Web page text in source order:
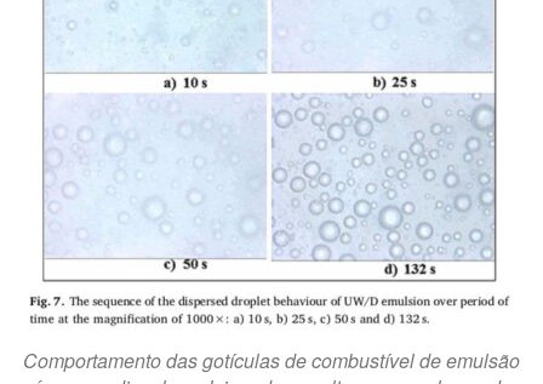
Comportamento das gotículas de combustível de emulsão